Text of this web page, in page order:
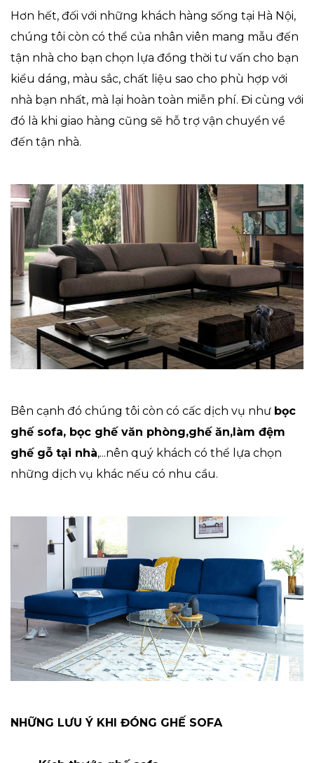
Hơn hết, đối với những khách hàng sống tại Hà Nội,
chúng tôi còn có thể của nhân viên mang mẫu đến
tận nhà cho bạn chọn lựa đồng thời tư vấn cho bạn
kiểu dáng, màu sắc, chất liệu sao cho phù hợp với
nhà bạn nhất, mà lại hoàn toàn miễn phí. Đi cùng với
đó là khi giao hàng cũng sẽ hỗ trợ vận chuyển về
đến tận nhà.
Bên cạnh đó chúng tôi còn có cấc dịch vụ như bọc
ghế sofa, bọc ghế văn phòng,ghế ăn,làm đệm
ghế gỗ tại nhà,...nên quý khách có thể lựa chọn
những dịch vụ khác nếu có nhu cầu.
NHỮNG LƯU Ý KHI ĐÓNG GHẾ SOFA